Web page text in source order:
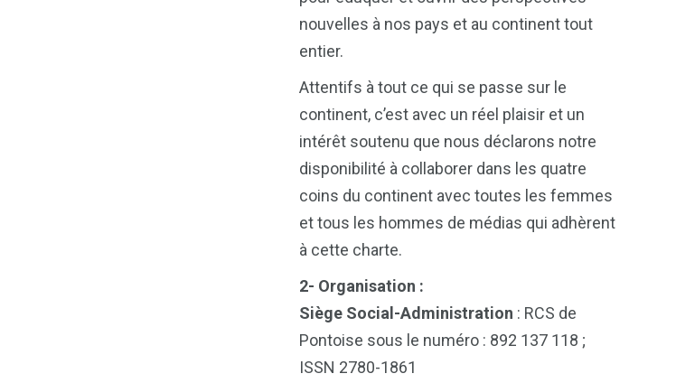
nouvelles à nos pays et au continent tout
entier.
Attentifs à tout ce qui se passe sur le
continent, c’est avec un réel plaisir et un
intérêt soutenu que nous déclarons notre
disponibilité à collaborer dans les quatre
coins du continent avec toutes les femmes
et tous les hommes de médias qui adhèrent
à cette charte.
2- Organisation :
Siège Social-Administration : RCS de
Pontoise sous le numéro : 892 137 118 ;
ISSN 2780-1861